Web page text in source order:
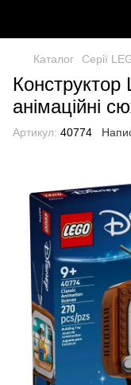
Каталог Серії
анімаційні
Артикул: 40774